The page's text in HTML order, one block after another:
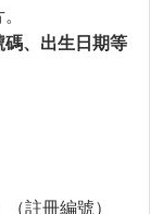
、出生日期等
註冊編號）